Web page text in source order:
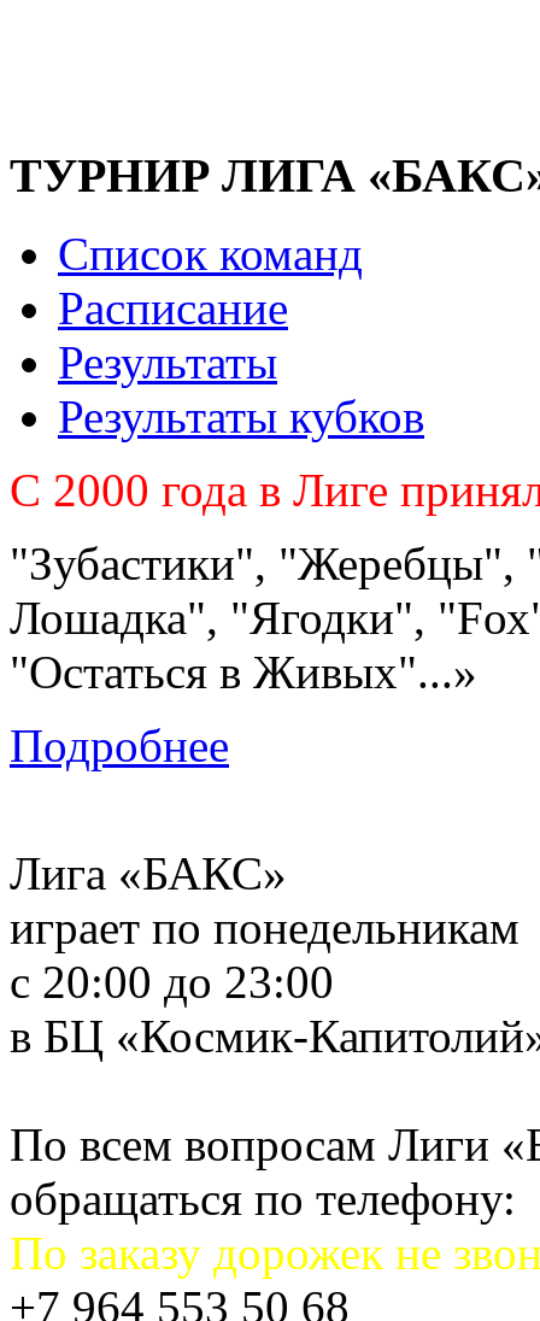
ТУРНИР ЛИГА
Список команд
Расписание
Результаты
Результаты кубков
C 2000 года в Лиге
"Зубастики", "Жеребцы",
Лошадка", "Ягодки",
"Остаться в Живых"...»
Подробнее
Лига «БАКС»
играет по понедельникам
с 20:00 до 23:00
в БЦ «Космик-
По всем вопросам Лиги
обращаться по телефону:
По заказу дорожек не
+7 964 553 50 68